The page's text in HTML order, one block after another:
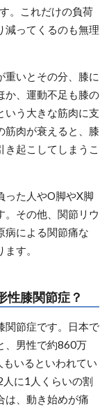
。これだけの負荷
減ってくるのも無理
重いとその分、膝に
か、運動不足も膝の
いう大きな筋肉に支
筋肉が衰えると、膝
起こしてしまうこ
った人やO脚やX脚
。その他、関節リウ
病による関節痛な
す。
性膝関節症？
関節症です。日本で
、男性で約860万
いるといわれてい
に1人くらいの割
は、動き始めが痛